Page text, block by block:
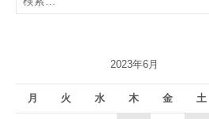
索:
2023年6月
月 火 水 木 金 土